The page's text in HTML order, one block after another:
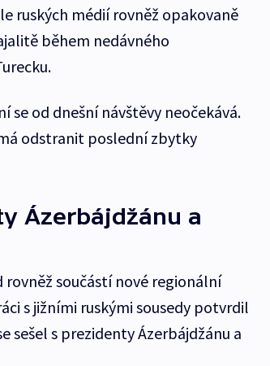
ruských médií rovněž opakovaně
během nedávného
se od dnešní návštěvy neočekává.
odstranit poslední zbytky
Ázerbájdžánu a
součástí nové regionální
s jižními ruskými sousedy potvrdil
sešel s prezidenty Ázerbájdžánu a